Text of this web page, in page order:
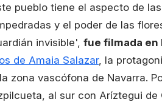
pueblo tiene el aspecto de las
y el poder de las
invisible', fue filmada en
de Amaia Salazar, la
zona vascófona de Navarra.
al sur con Aríztegui